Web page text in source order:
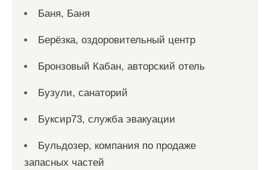
Баня, Баня
Берёзка, оздоровительный центр
Бронзовый Кабан, авторский отель
Бузули, санаторий
Буксир73, служба эвакуации
Бульдозер, компания по продаже
запасных частей